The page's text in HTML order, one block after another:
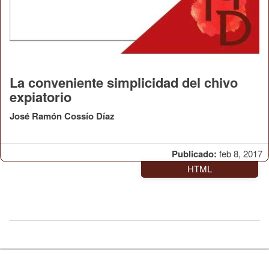
Publicado: feb 8, 2017
La conveniente simplicidad del chivo
expiatorio
José Ramón Cossío Díaz
HTML